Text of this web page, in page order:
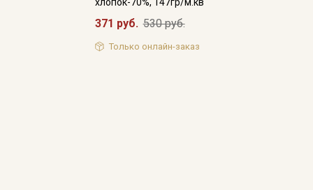
371 руб. 530 руб.
Только онлайн-заказ